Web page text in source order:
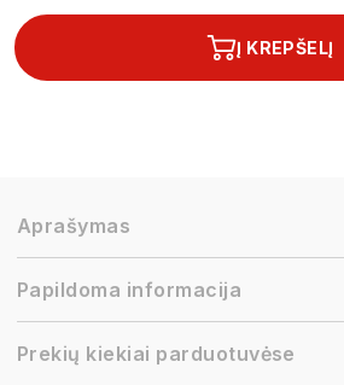
Į KREPŠELĮ
Aprašymas
Papildoma informacija
Prekių kiekiai parduotuvėse